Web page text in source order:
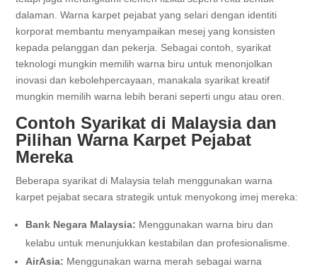
dalaman. Warna karpet pejabat yang selari dengan identiti
korporat membantu menyampaikan mesej yang konsisten
kepada pelanggan dan pekerja. Sebagai contoh, syarikat
teknologi mungkin memilih warna biru untuk menonjolkan
inovasi dan kebolehpercayaan, manakala syarikat kreatif
mungkin memilih warna lebih berani seperti ungu atau oren.
Contoh Syarikat di Malaysia dan
Pilihan Warna Karpet Pejabat
Mereka
Beberapa syarikat di Malaysia telah menggunakan warna
karpet pejabat secara strategik untuk menyokong imej mereka:
Bank Negara Malaysia: Menggunakan warna biru dan
kelabu untuk menunjukkan kestabilan dan profesionalisme.
AirAsia: Menggunakan warna merah sebagai warna